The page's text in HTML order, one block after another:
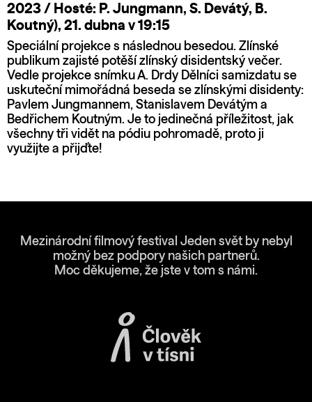
2023 / Hosté: P. Jungmann, S. Devátý, B.
Koutný), 21. dubna v 19:15
Speciální projekce s následnou besedou. Zlínské
publikum zajisté potěší zlínský disidentský večer.
Vedle projekce snímku A. Drdy Dělníci samizdatu se
uskuteční mimořádná beseda se zlínskými disidenty:
Pavlem Jungmannem, Stanislavem Devátým a
Bedřichem Koutným. Je to jedinečná příležitost, jak
všechny tři vidět na pódiu pohromadě, proto ji
využijte a přijďte!
Mezinárodní filmový festival Jeden svět by nebyl
možný bez podpory našich partnerů.
Moc děkujeme, že jste v tom s námi.